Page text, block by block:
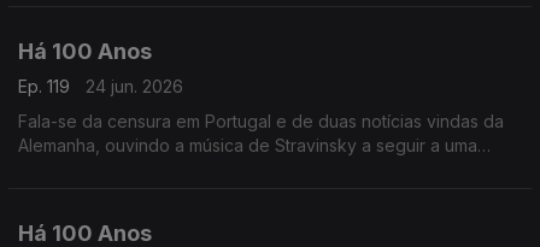
Há 100 Anos
Ep. 119
24 jun. 2026
Fala-se da censura em Portugal e de duas notícias vindas da
Alemanha, ouvindo a música de Stravinsky a seguir a uma
Há 100 Anos